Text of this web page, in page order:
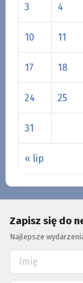
« lip
3 4
10 11
17 18
24 25
31
Zapisz się do
Najlepsze